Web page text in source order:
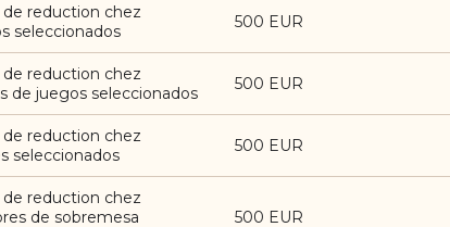
de reduction chez
seleccionados
500 EUR
de reduction chez
de juegos seleccionados
500 EUR
de reduction chez
seleccionados
500 EUR
de reduction chez
de sobremesa
500 EUR